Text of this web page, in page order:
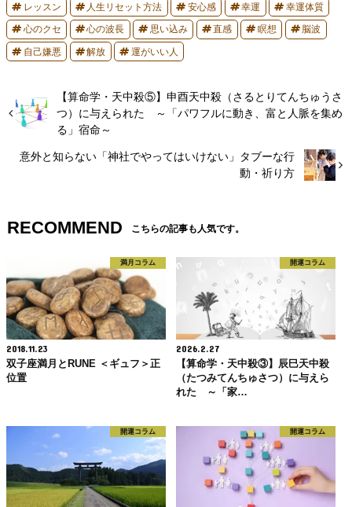
レッスン 人生リセット方法 安心感 幸運 幸運体質
心のクセ 心の波長 思い込み 直感 瞑想 脳波
自己嫌悪 解放 運がいい人
【算命学・天中殺⑤】申酉天中殺（さるとりてんちゅうさ
つ）に与えられた ～「パワフルに動き、富と人脈を集め
る」宿命～
意外と知らない「神社でやってはいけない」タブーな行
動・祈り方
RECOMMEND こちらの記事も人気です。
満月コラム
2018.11.23
双子座満月とRUNE ＜ギュフ＞正
位置
開運コラム
2026.2.27
【算命学・天中殺③】辰巳天中殺
（たつみてんちゅさつ）に与えら
れた ～「家…
開運コラム 開運コラム